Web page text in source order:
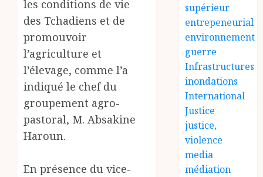
les conditions de vie
des Tchadiens et de
promouvoir
l’agriculture et
l’élevage, comme l’a
indiqué le chef du
groupement agro-
pastoral, M. Absakine
Haroun.
En présence du vice-
supérieur
entrepeneurial
environnement
guerre
Infrastructures
inondations
International
Justice
justice,
violence
media
médiation